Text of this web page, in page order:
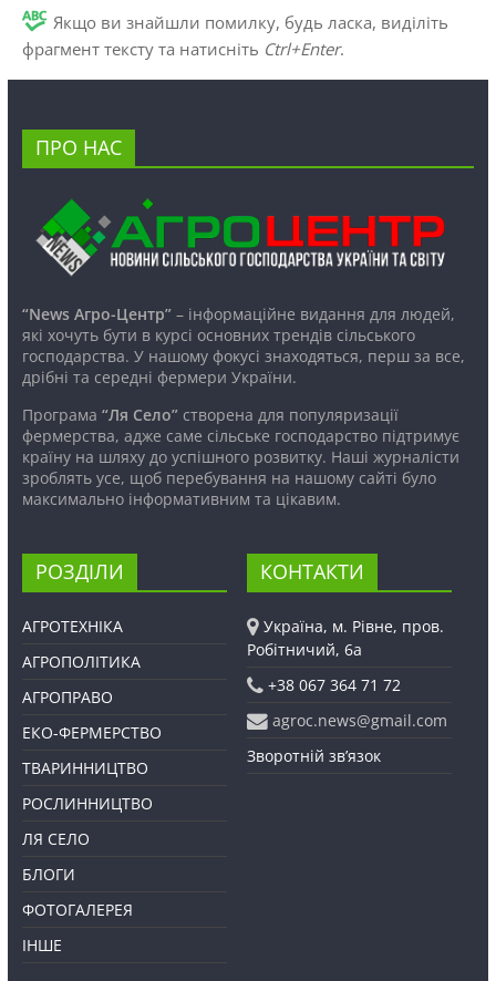
Якщо ви знайшли помилку, будь ласка, виділіть
фрагмент тексту та натисніть Ctrl+Enter.
ПРО НАС
“News Агро-Центр”– інформаційне видання для людей,
які хочуть бути в курсі основних трендів сільського
господарства. У нашому фокусі знаходяться, перш за все,
дрібні та середні фермери України.
Програма “Ля Село”створена для популяризації
фермерства, адже саме сільське господарство підтримує
країну на шляху до успішного розвитку. Наші журналісти
зроблять усе, щоб перебування на нашому сайті було
максимально інформативним та цікавим.
РОЗДІЛИ
АГРОТЕХНІКА
АГРОПОЛІТИКА
АГРОПРАВО
ЕКО-ФЕРМЕРСТВО
ТВАРИННИЦТВО
РОСЛИННИЦТВО
ЛЯ СЕЛО
БЛОГИ
ФОТОГАЛЕРЕЯ
ІНШЕ
КОНТАКТИ
Україна, м. Рівне, пров.
Робітничий, 6а
+38 067 364 71 72
agroc.news@gmail.com
Зворотній зв’язок